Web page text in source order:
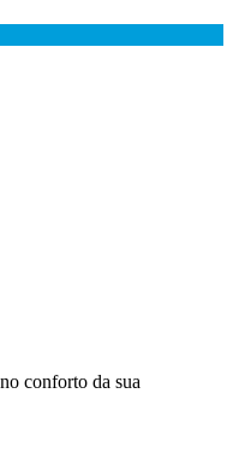
conforto da sua